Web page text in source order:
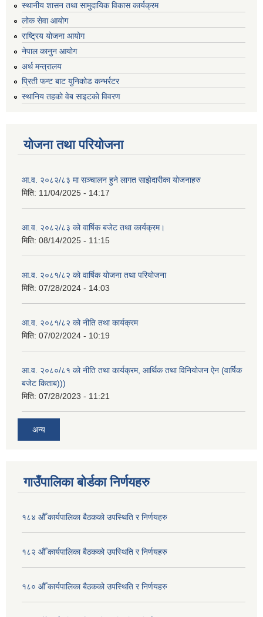
स्थानीय शासन तथा सामुदायिक विकास कार्यक्रम
लोक सेवा आयोग
राष्ट्रिय योजना आयोग
नेपाल कानुन आयोग
अर्थ मन्त्रालय
प्रिती फन्ट बाट युनिकोड कन्भर्रटर
स्थानिय तहकाे वेब साइटकाे विवरण
योजना तथा परियोजना
आ.व. २०८२/८३ मा सञ्चालन हुने लागत साझेदारीका योजनाहरु
मिति: 11/04/2025 - 14:17
आ.व. २०८२/८३ को वार्षिक बजेट तथा कार्यक्रम।
मिति: 08/14/2025 - 11:15
आ.व. २०८१/८२ को वार्षिक योजना तथा परियोजना
मिति: 07/28/2024 - 14:03
आ.व. २०८१/८२ को नीति तथा कार्यक्रम
मिति: 07/02/2024 - 10:19
आ.व. २०८०/८१ को नीति तथा कार्यक्रम, आर्थिक तथा विनियोजन ऐन (वार्षिक
बजेट किताब)))
मिति: 07/28/2023 - 11:21
अन्य
गाउँपालिका बोर्डका निर्णयहरु
१८४ औँ कार्यपालिका बैठकको उपस्थिति र निर्णयहरु
१८२ औँ कार्यपालिका बैठकको उपस्थिति र निर्णयहरु
१८० औँ कार्यपालिका बैठकको उपस्थिति र निर्णयहरु